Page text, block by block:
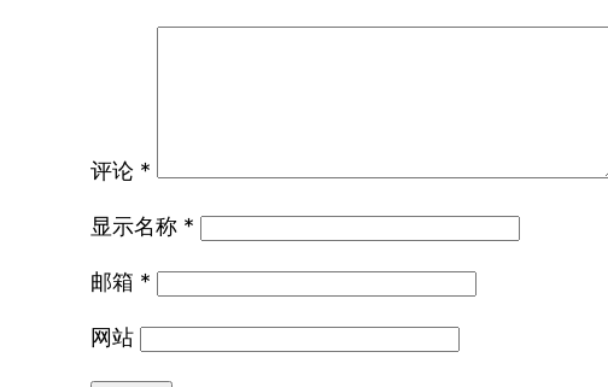
评论 *
显示名称 *
邮箱 *
网站